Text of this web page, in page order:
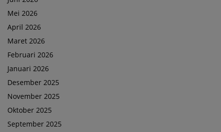
Mei 2026
April 2026
Maret 2026
Februari 2026
Januari 2026
Desember 2025
November 2025
Oktober 2025
September 2025